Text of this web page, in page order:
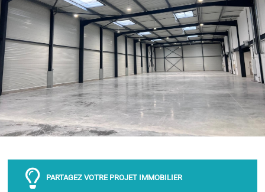
PARTAGEZ VOTRE PROJET IMMOBILIER